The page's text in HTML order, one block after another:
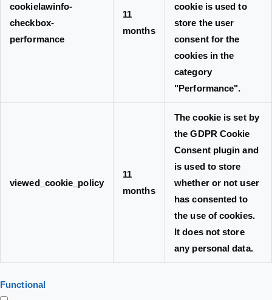
cookielawinfo-
checkbox-
performance
11
months
cookie is used to
store the user
consent for the
cookies in the
category
"Performance".
viewed_cookie_policy
11
months
The cookie is set by
the GDPR Cookie
Consent plugin and
is used to store
whether or not user
has consented to
the use of cookies.
It does not store
any personal data.
Functional